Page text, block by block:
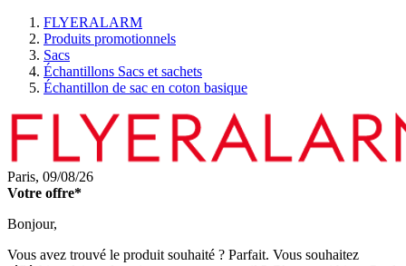
FLYERALARM
Produits promotionnels
Sacs
Échantillons Sacs et sachets
Échantillon de sac en coton basique
Paris, 09/08/26
Votre offre*
Bonjour,
Vous avez trouvé le produit souhaité ? Parfait. Vous souhaitez